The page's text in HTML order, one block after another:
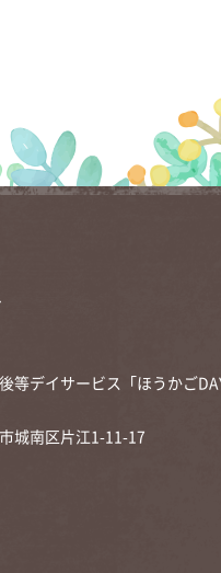
等デイサービス「ほうかご
城南区片江1-11-17